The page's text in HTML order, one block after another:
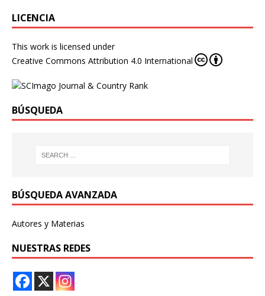
LICENCIA
This work is licensed under
Creative Commons Attribution 4.0 International
BÚSQUEDA
BÚSQUEDA AVANZADA
Autores y Materias
NUESTRAS REDES